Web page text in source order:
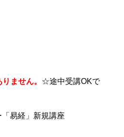
ません。 ☆途中受講OKで
易経」新規講座